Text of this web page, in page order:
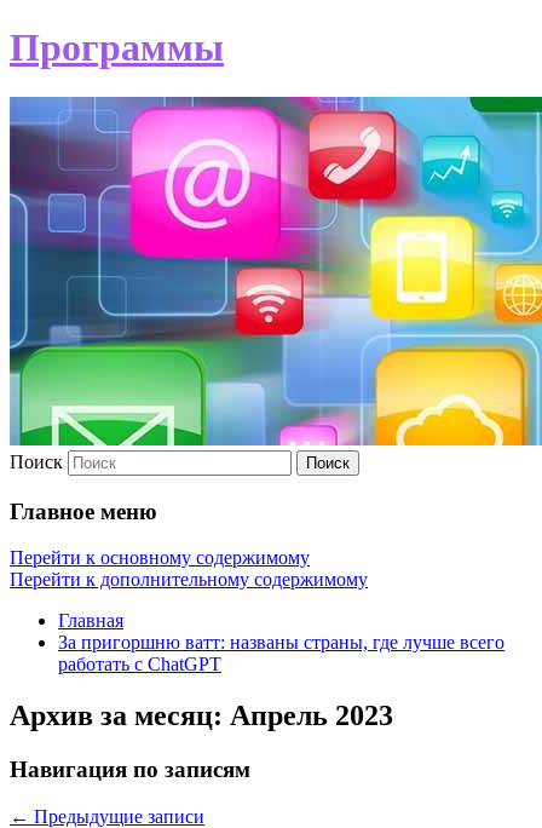
Программы
Поиск
Главное меню
Перейти к основному содержимому
Перейти к дополнительному содержимому
Главная
За пригоршню ватт: названы страны, где лучше всего
работать с ChatGPT
Архив за месяц: Апрель 2023
Навигация по записям
← Предыдущие записи